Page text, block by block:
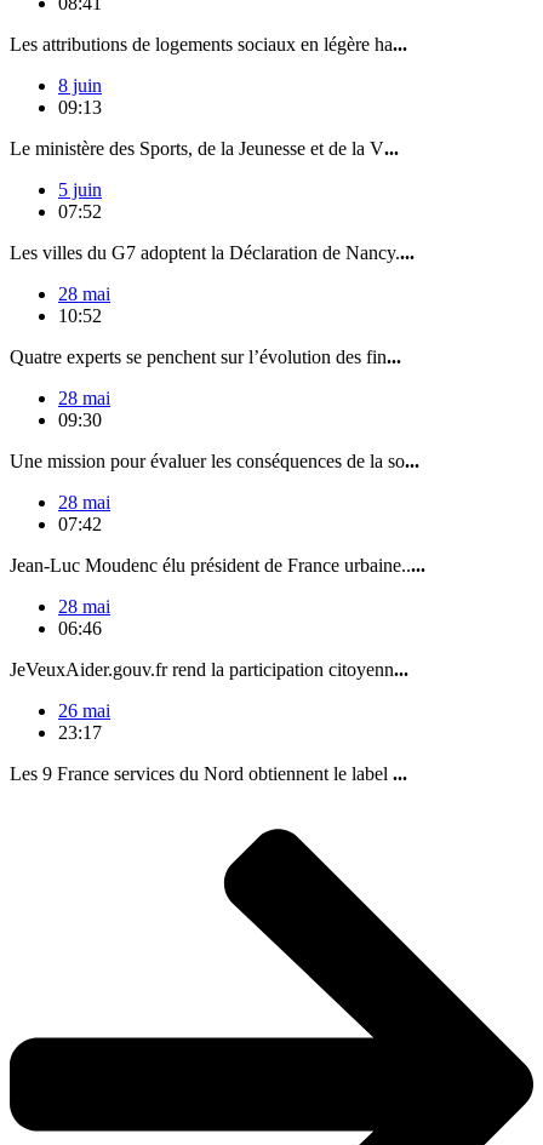
Les attributions de logements sociaux en légère ha...
8 juin
09:13
Le ministère des Sports, de la Jeunesse et de la V...
5 juin
07:52
Les villes du G7 adoptent la Déclaration de Nancy....
28 mai
10:52
Quatre experts se penchent sur l’évolution des fin...
28 mai
09:30
Une mission pour évaluer les conséquences de la so...
28 mai
07:42
Jean-Luc Moudenc élu président de France urbaine.....
28 mai
06:46
JeVeuxAider.gouv.fr rend la participation citoyenn...
26 mai
23:17
Les 9 France services du Nord obtiennent le label ...